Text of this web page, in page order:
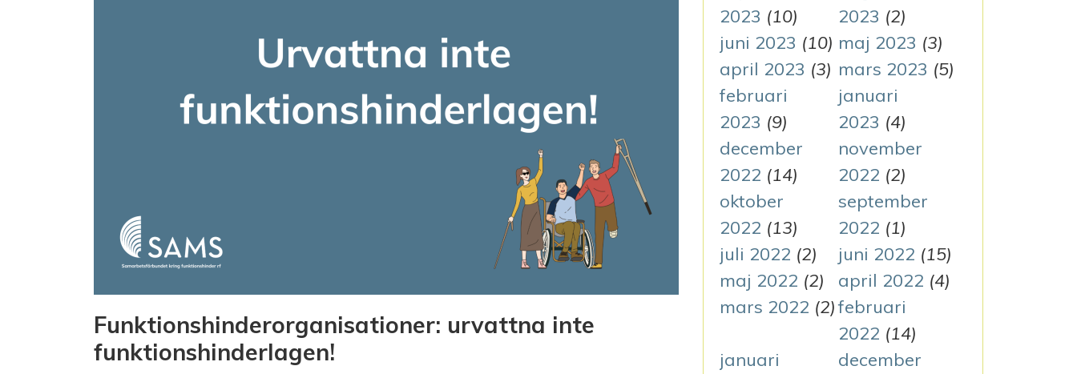
Funktionshinderorganisationer: urvattna inte
funktionshinderlagen!
2023 (10)
2023 (2)
juni 2023 (10) maj 2023 (3)
april 2023 (3) mars 2023 (5)
februari
2023 (9)
januari
2023 (4)
december
2022 (14)
november
2022 (2)
oktober
2022 (13)
september
2022 (1)
juli 2022 (2) juni 2022 (15)
maj 2022 (2) april 2022 (4)
mars 2022 (2)februari
2022 (14)
januari
december